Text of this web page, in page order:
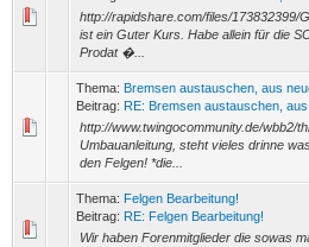
http://rapidshare.com/files/173832399/
ist ein Guter Kurs. Habe allein für die
Prodat �...
Thema: Bremsen austauschen, aus
Beitrag: RE: Bremsen austauschen,
http://www.twingocommunity.de/wbb2/
Umbauanleitung, steht vieles drinne
den Felgen! *die...
Thema: Felgen Bearbeitung!
Beitrag: RE: Felgen Bearbeitung!
Wir haben Forenmitglieder die sowas